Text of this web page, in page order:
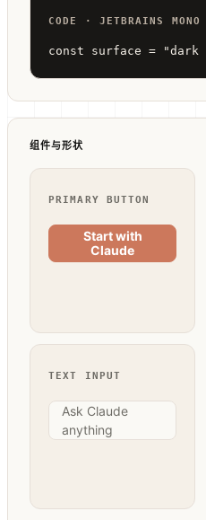
CODE · JETBRAINS
const surface = "dark
组件与形状
PRIMARY BUTTON
Start with
Claude
TEXT INPUT
Ask Claude
anything